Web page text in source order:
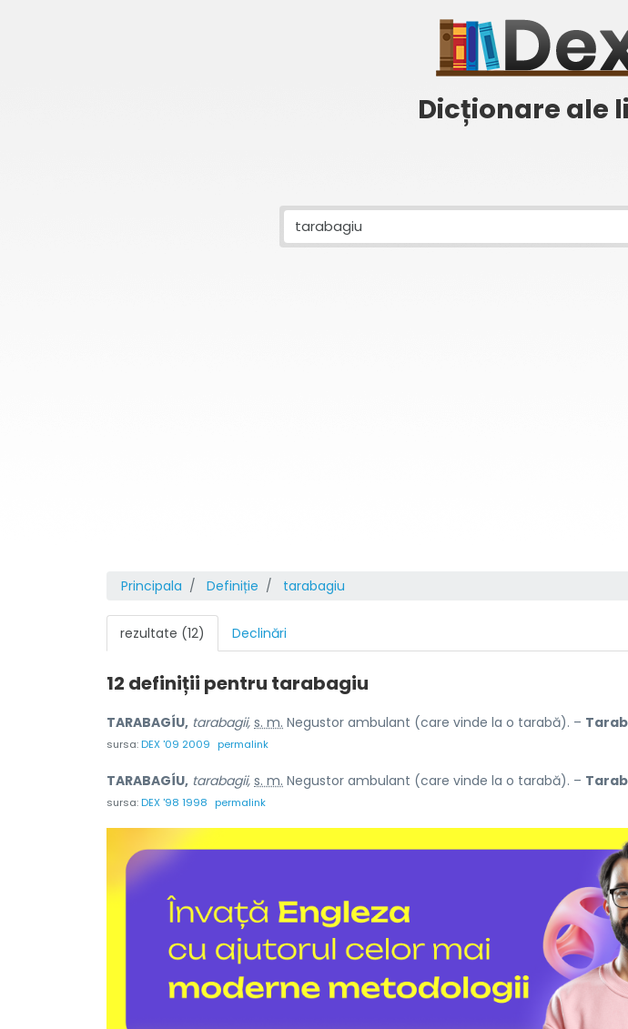
Dicționare ale
Principala Definiție tarabagiu
rezultate (12) Declinări
12 definiții pentru tarabagiu
TARABAGÍU, tarabagii, s. m. Negustor ambulant (care vinde la o tarabă). –
sursa:DEX '09 2009 permalink
TARABAGÍU, tarabagii, s. m. Negustor ambulant (care vinde la o tarabă). –
sursa:DEX '98 1998 permalink